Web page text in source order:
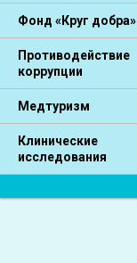
Фонд «Круг добра»
Противодействие
коррупции
Медтуризм
Клинические
исследования